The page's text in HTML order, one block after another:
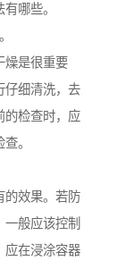
哪些。
燥是很重要
仔细清洗，去
的检查时，应
。
的效果。若防
般应该控制
应在浸涂容器